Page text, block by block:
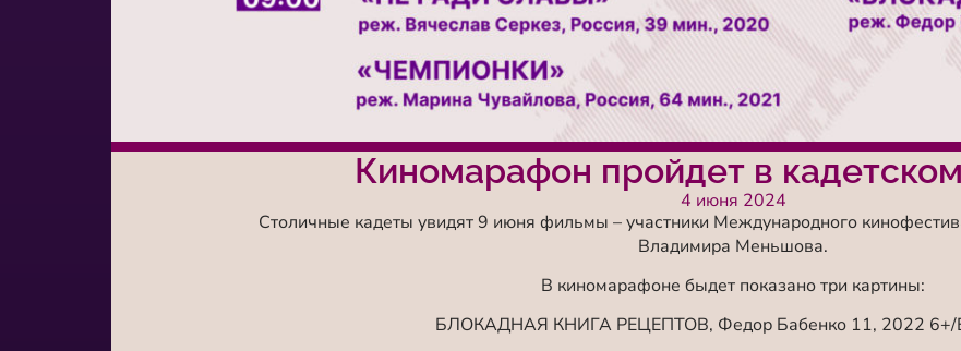
Киномарафон пройдет в
4 июня 2024
Столичные кадеты увидят 9 июня фильмы – участники Международного
Владимира Меньшова.
В киномарафоне быдет показано три картины:
БЛОКАДНАЯ КНИГА РЕЦЕПТОВ, Федор Бабенко 11, 2022 6+/